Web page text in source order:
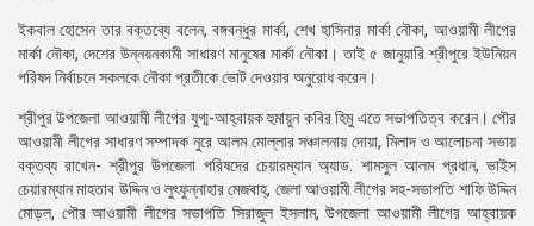
সংগঠন
নির্বাচনী
ইশতেহার
ইকবাল হোসেন তার বক্তব্যে বলেন, বঙ্গবন্ধুর মার্কা, শেখ হাসিনার মার্কা নৌকা, আওয়ামী লীগের
মার্কা নৌকা, দেশের উন্নয়নকামী সাধারণ মানুষের মার্কা নৌকা। তাই ৫ জানুয়ারি শ্রীপুরে ইউনিয়ন
পরিষদ নির্বাচনে সকলকে নৌকা প্রতীকে ভোট দেওয়ার অনুরোধ করেন।
শ্রীপুর উপজেলা আওয়ামী লীগের যুগ্ম-আহ্বায়ক হুমায়ুন কবির হিমু এতে সভাপতিত্ব করেন। পৌর
আওয়ামী লীগের সাধারণ সম্পাদক নুরে আলম মোল্লার সঞ্চালনায় দোয়া, মিলাদ ও আলোচনা সভায়
বক্তব্য রাখেন- শ্রীপুর উপজেলা পরিষদের চেয়ারম্যান অ্যাড. শামসুল আলম প্রধান, ভাইস
চেয়ারম্যান মাহতাব উদ্দিন ও লুৎফুন্নাহার মেজবাহ্, জেলা আওয়ামী লীগের সহ-সভাপতি শাফি উদ্দিন
মোড়ল, পৌর আওয়ামী লীগের সভাপতি সিরাজুল ইসলাম, উপজেলা আওয়ামী লীগের আহ্বায়ক